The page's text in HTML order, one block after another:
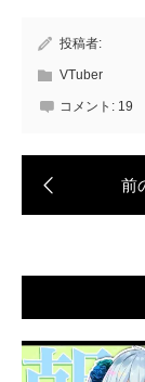
投稿者:
VTuber
コメント: 19